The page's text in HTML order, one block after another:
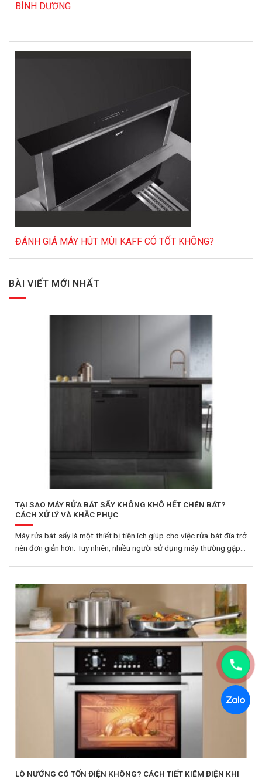
BÌNH DƯƠNG
ĐÁNH GIÁ MÁY HÚT MÙI KAFF CÓ TỐT KHÔNG?
BÀI VIẾT MỚI NHẤT
TẠI SAO MÁY RỬA BÁT SẤY KHÔNG KHÔ HẾT CHÉN BÁT?
CÁCH XỬ LÝ VÀ KHẮC PHỤC
Máy rửa bát sấy là một thiết bị tiện ích giúp cho việc rửa bát đĩa trở
nên đơn giản hơn. Tuy nhiên, nhiều người sử dụng máy thường gặp...
LÒ NƯỚNG CÓ TỐN ĐIỆN KHÔNG? CÁCH TIẾT KIÊM ĐIỆN KHI